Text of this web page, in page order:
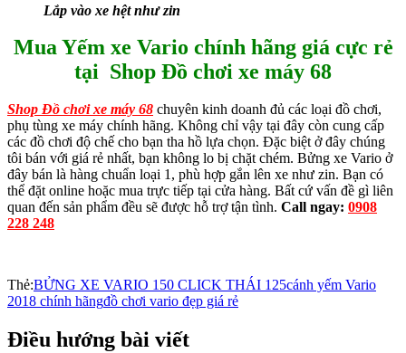
Lắp vào xe hệt như zin
Mua Yếm xe Vario chính hãng giá cực rẻ
tại Shop Đồ chơi xe máy 68
Shop Đồ chơi xe máy 68 chuyên kinh doanh đủ các loại đồ chơi,
phụ tùng xe máy chính hãng. Không chỉ vậy tại đây còn cung cấp
các đồ chơi độ chế cho bạn tha hồ lựa chọn. Đặc biệt ở đây chúng
tôi bán với giá rẻ nhất, bạn không lo bị chặt chém. Bửng xe Vario ở
đây bán là hàng chuẩn loại 1, phù hợp gắn lên xe như zin. Bạn có
thể đặt online hoặc mua trực tiếp tại cửa hàng. Bất cứ vấn đề gì liên
quan đến sản phẩm đều sẽ được hỗ trợ tận tình. Call ngay: 0908
228 248
Thẻ:BỬNG XE VARIO 150 CLICK THÁI 125cánh yếm Vario
2018 chính hãngđồ chơi vario đẹp giá rẻ
Điều hướng bài viết